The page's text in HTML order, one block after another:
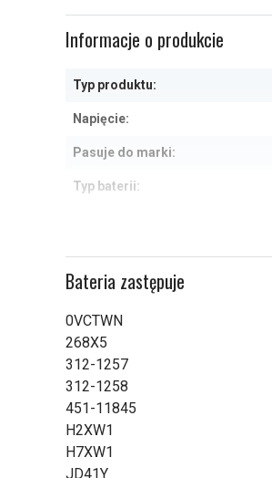
of
Informacje o produkcie
Typ produktu:
Napięcie:
Pasuje do marki:
Typ baterii:
Pojemność:
Bateria zastępuje
0VCTWN
268X5
312-1257
312-1258
451-11845
H2XW1
H7XW1
JD41Y